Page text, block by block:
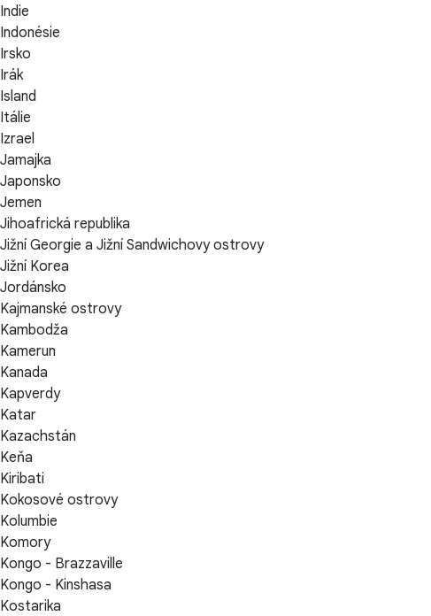
Indie
Indonésie
Irsko
Irák
Island
Itálie
Izrael
Jamajka
Japonsko
Jemen
Jihoafrická republika
Jižní Georgie a Jižní Sandwichovy ostrovy
Jižní Korea
Jordánsko
Kajmanské ostrovy
Kambodža
Kamerun
Kanada
Kapverdy
Katar
Kazachstán
Keňa
Kiribati
Kokosové ostrovy
Kolumbie
Komory
Kongo - Brazzaville
Kongo - Kinshasa
Kostarika